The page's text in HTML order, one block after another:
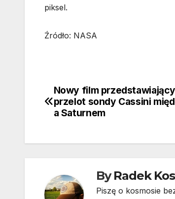
piksel.
Źródło: NASA
Nawigacja
wpisu
Nowy film
przelot sondy Cassini
a Saturnem
ByRadek
Piszę o kosmosie